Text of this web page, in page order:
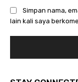
Simpan nama,
lain kali saya